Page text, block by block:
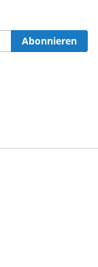
Abonnieren